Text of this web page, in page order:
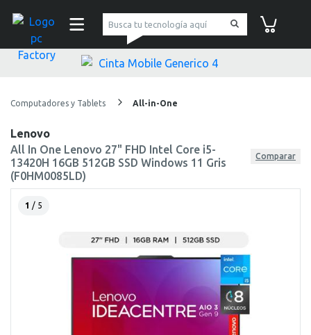
pc Factory
Computadores y Tablets All-in-One
Lenovo
All In One Lenovo 27" FHD Intel Core i5-
13420H 16GB 512GB SSD Windows 11 Gris
(F0HM0085LD)
Comparar
1 / 5